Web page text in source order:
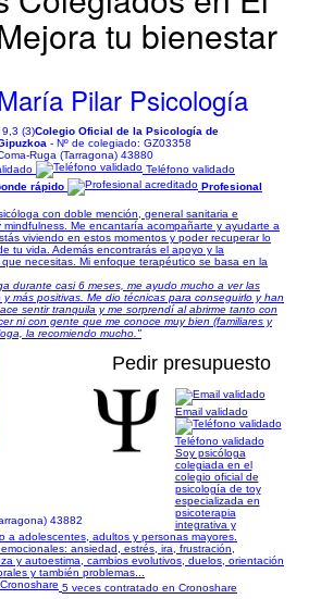
tu bienestar
Pilar Psicología
9,3 (3)Colegio Oficial de la Psicología de
- Nº de colegiado: GZ03358
Ruga (Tarragona) 43880
Teléfono validado
rápido
Profesional
con doble mención, general sanitaria e
mindfulness. Me encantaría acompañarte y ayudarte a
viviendo en estos momentos y poder recuperar lo
tu vida. Además encontrarás el apoyo y la
necesitas. Mi enfoque terapéutico se basa en la
durante casi 6 meses, me ayudo mucho a ver las
más positivas. Me dio técnicas para conseguirlo y han
sentir tranquila y me sorprendí al abrirme tanto con
ni con gente que me conoce muy bien (familiares y
la recomiendo mucho."
Pedir presupuesto
43882
Email validado
Teléfono validado
Soy psicóloga
colegiada en el
colegio oficial de
psicología de toy
especializada en
psicoterapia
integrativa y
a adolescentes, adultos y personas mayores.
ansiedad, estrés, ira, frustración,
y autoestima, cambios evolutivos, duelos, orientación
y también problemas...
5 veces contratado en Cronoshare